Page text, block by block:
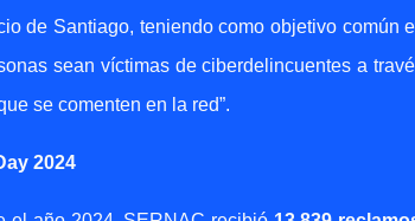
de Santiago, teniendo como objetivo común
sean víctimas de ciberdelincuentes a
se comenten en la red”.
2024